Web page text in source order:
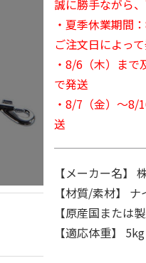
誠に勝手ながら
・夏季休業期間
ご注文日によっ
・8/6（木）ま
で発送
・8/7（金）～8/
送
【メーカー名】
【材質/素材】 ナ
【原産国または
【適応体重】